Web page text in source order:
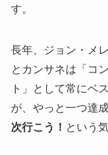
す。
長年、ジョン・メ
とカンサネは「コ
ト」として常にベ
が、やっと一つ達
次行こう！ という